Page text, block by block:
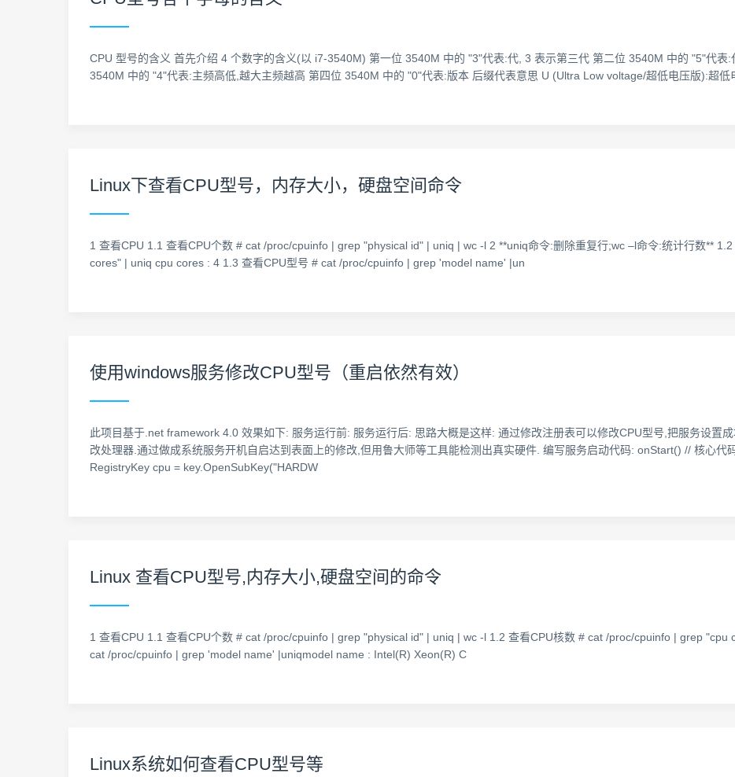
CPU 型号的含义 首先介绍 4 个数字的含义(以 i7-3540M) 第一位 3540M 中的 "3"代表:代, 3 表示第三代 第二位 3540M 中的 "5"代表
3540M 中的 "4"代表:主频高低,越大主频越高 第四位 3540M 中的 "0"代表:版本 后缀代表意思 U (Ultra Low voltage/超低电压版):超
Linux下查看CPU型号，内存大小，硬盘空间命令
1 查看CPU 1.1 查看CPU个数 # cat /proc/cpuinfo | grep "physical id" | uniq | wc -l 2 **uniq命令:删除重复行;wc –l命令:统计行数**
cores" | uniq cpu cores : 4 1.3 查看CPU型号 # cat /proc/cpuinfo | grep 'model name' |un
使用windows服务修改CPU型号（重启依然有效）
此项目基于.net framework 4.0 效果如下: 服务运行前: 服务运行后: 思路大概是这样: 通过修改注册表可以修改CPU型号,把服务设置
改处理器.通过做成系统服务开机自启达到表面上的修改,但用鲁大师等工具能检测出真实硬件. 编写服务启动代码: onStart() // 核心代
RegistryKey cpu = key.OpenSubKey("HARDW
Linux 查看CPU型号,内存大小,硬盘空间的命令
1 查看CPU 1.1 查看CPU个数 # cat /proc/cpuinfo | grep "physical id" | uniq | wc -l 1.2 查看CPU核数 # cat /proc/cpuinfo | grep
cat /proc/cpuinfo | grep 'model name' |uniqmodel name : Intel(R) Xeon(R) C
Linux系统如何查看CPU型号等